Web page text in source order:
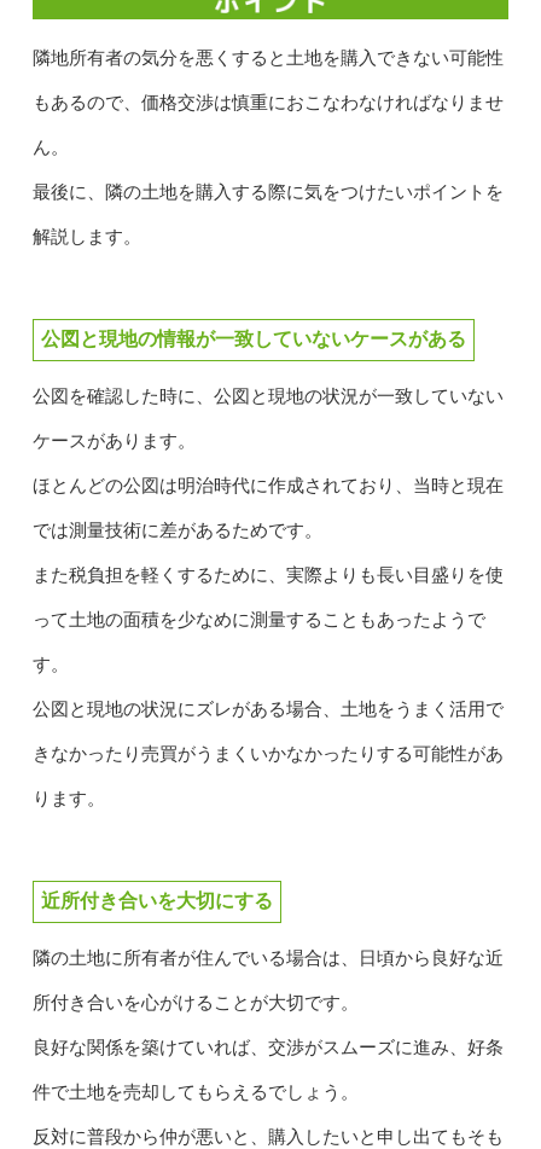
隣地所有者の気分を悪くすると土地を購入できない可能性
もあるので、価格交渉は慎重におこなわなければなりませ
ん。
最後に、隣の土地を購入する際に気をつけたいポイントを
解説します。
公図と現地の情報が一致していないケースがある
公図を確認した時に、公図と現地の状況が一致していない
ケースがあります。
ほとんどの公図は明治時代に作成されており、当時と現在
では測量技術に差があるためです。
また税負担を軽くするために、実際よりも長い目盛りを使
って土地の面積を少なめに測量することもあったようで
す。
公図と現地の状況にズレがある場合、土地をうまく活用で
きなかったり売買がうまくいかなかったりする可能性があ
ります。
近所付き合いを大切にする
隣の土地に所有者が住んでいる場合は、日頃から良好な近
所付き合いを心がけることが大切です。
良好な関係を築けていれば、交渉がスムーズに進み、好条
件で土地を売却してもらえるでしょう。
反対に普段から仲が悪いと、購入したいと申し出てもそも